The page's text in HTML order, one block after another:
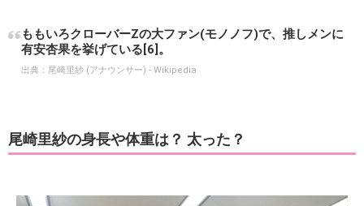
ももいろクローバーZの大ファン(モノノフ)で、推しメンに
有安杏果を挙げている[6]。
出典： 尾崎里紗 (アナウンサー) - Wikipedia
尾崎里紗の身長や体重は？ 太った？